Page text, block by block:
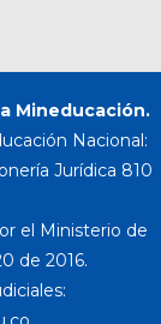
Mineducación.
Nacional:
Jurídica 810
el Ministerio de
de 2016.